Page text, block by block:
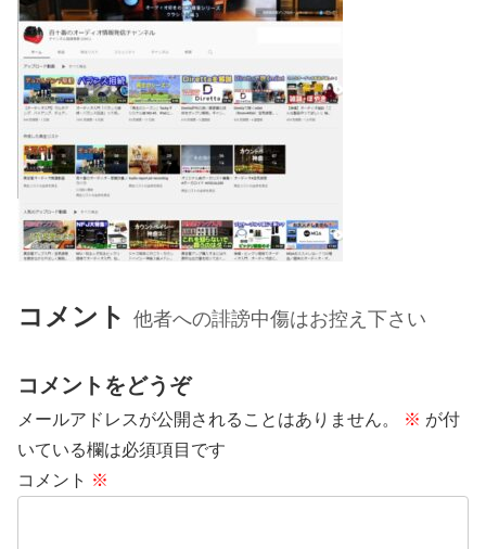
コメント 他者への誹謗中傷はお控え下さい
コメントをどうぞ
メールアドレスが公開されることはありません。 ※ が付
いている欄は必須項目です
コメント ※